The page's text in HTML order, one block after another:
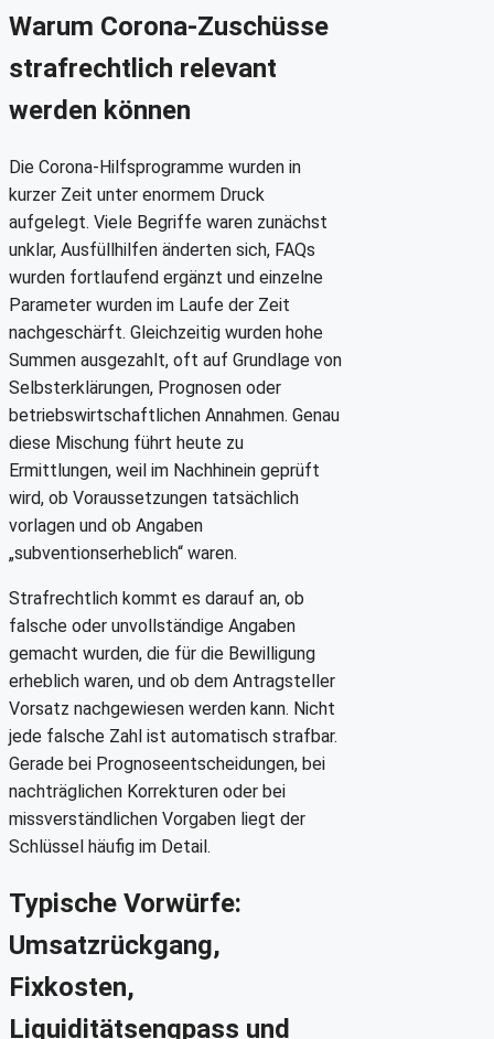
Warum Corona-Zuschüsse
strafrechtlich relevant
werden können
Die Corona-Hilfsprogramme wurden in
kurzer Zeit unter enormem Druck
aufgelegt. Viele Begriffe waren zunächst
unklar, Ausfüllhilfen änderten sich, FAQs
wurden fortlaufend ergänzt und einzelne
Parameter wurden im Laufe der Zeit
nachgeschärft. Gleichzeitig wurden hohe
Summen ausgezahlt, oft auf Grundlage von
Selbsterklärungen, Prognosen oder
betriebswirtschaftlichen Annahmen. Genau
diese Mischung führt heute zu
Ermittlungen, weil im Nachhinein geprüft
wird, ob Voraussetzungen tatsächlich
vorlagen und ob Angaben
„subventionserheblich“ waren.
Strafrechtlich kommt es darauf an, ob
falsche oder unvollständige Angaben
gemacht wurden, die für die Bewilligung
erheblich waren, und ob dem Antragsteller
Vorsatz nachgewiesen werden kann. Nicht
jede falsche Zahl ist automatisch strafbar.
Gerade bei Prognoseentscheidungen, bei
nachträglichen Korrekturen oder bei
missverständlichen Vorgaben liegt der
Schlüssel häufig im Detail.
Typische Vorwürfe:
Umsatzrückgang,
Fixkosten,
Liquiditätsengpass und